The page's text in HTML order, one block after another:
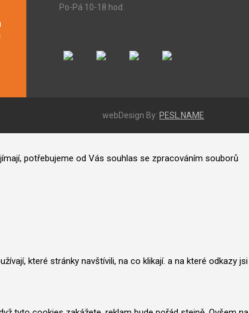
Po-Pá 10-18 hod.
webDesign By: PESL.NAME
potřebujeme od Vás souhlas se zpracováním souborů
které stránky navštívili, na co klikají. a na které odkazy jsi